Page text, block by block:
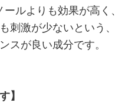
ルよりも効果が高く、
刺激が少ないという、
スが良い成分です。
】